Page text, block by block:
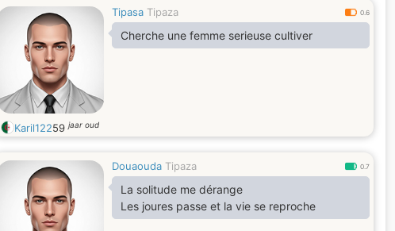
Tipasa Tipaza 0.6
Cherche une femme serieuse cultiver
Karil12259jaar oud
Douaouda Tipaza 0.7
La solitude me dérange
Les joures passe et la vie se reproche